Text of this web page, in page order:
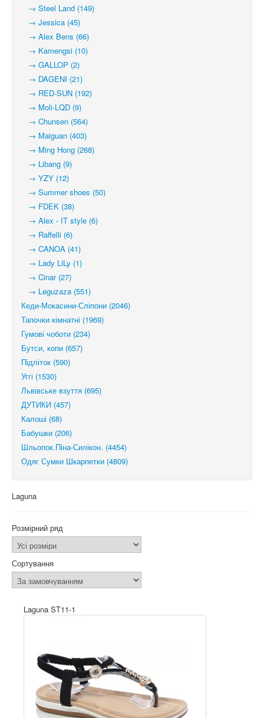
→ Steel Land (149)
→ Jessica (45)
→ Alex Bens (66)
→ Kamengsi (10)
→ GALLOP (2)
→ DAGENI (21)
→ RED-SUN (192)
→ Moli-LQD (9)
→ Chunsen (564)
→ Maiguan (403)
→ Ming Hong (268)
→ Libang (9)
→ YZY (12)
→ Summer shoes (50)
→ FDEK (38)
→ Alex - IT style (6)
→ Raffelli (6)
→ CANOA (41)
→ Lady LiLy (1)
→ Cinar (27)
→ Leguzaza (551)
Кеди-Мокасини-Сліпони (2046)
Тапочки кімнатні (1969)
Гумові чоботи (234)
Бутси, копи (657)
Підліток (590)
Уггі (1530)
Львівське взуття (695)
ДУТИКИ (457)
Калоші (68)
Бабушки (206)
Шльопок.Піна-Силікон. (4454)
Одяг Сумки Шкарпетки (4809)
Laguna
Розмірний ряд
Сортування
Laguna ST11-1